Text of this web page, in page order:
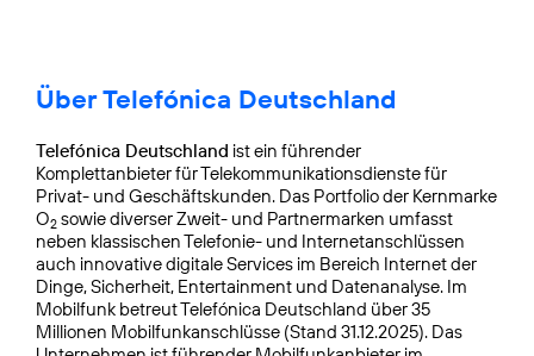
Über Telefónica Deutschland
Telefónica Deutschland ist ein führender
Komplettanbieter für Telekommunikationsdienste für
Privat- und Geschäftskunden. Das Portfolio der Kernmarke
O2 sowie diverser Zweit- und Partnermarken umfasst
neben klassischen Telefonie- und Internetanschlüssen
auch innovative digitale Services im Bereich Internet der
Dinge, Sicherheit, Entertainment und Datenanalyse. Im
Mobilfunk betreut Telefónica Deutschland über 35
Millionen Mobilfunkanschlüsse (Stand 31.12.2025). Das